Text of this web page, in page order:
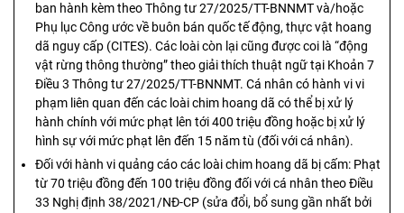
ban hành kèm theo Thông tư 27/2025/TT-BNNMT và/hoặc
Phụ lục Công ước về buôn bán quốc tế động, thực vật hoang
dã nguy cấp (CITES). Các loài còn lại cũng được coi là “động
vật rừng thông thường” theo giải thích thuật ngữ tại Khoản 7
Điều 3 Thông tư 27/2025/TT-BNNMT. Cá nhân có hành vi vi
phạm liên quan đến các loài chim hoang dã có thể bị xử lý
hành chính với mức phạt lên tới 400 triệu đồng hoặc bị xử lý
hình sự với mức phạt lên đến 15 năm tù (đối với cá nhân).
Đối với hành vi quảng cáo các loài chim hoang dã bị cấm: Phạt
từ 70 triệu đồng đến 100 triệu đồng đối với cá nhân theo Điều
33 Nghị định 38/2021/NĐ-CP (sửa đổi, bổ sung gần nhất bởi